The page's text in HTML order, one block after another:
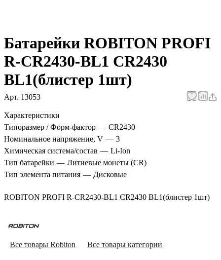
Батарейки ROBITON PROFI
R-CR2430-BL1 CR2430
BL1(блистер 1шт)
Арт. 13053
Характеристики
Типоразмер / Форм-фактор — CR2430
Номинальное напряжение, V — 3
Химическая система/состав — Li-Ion
Тип батарейки — Литиевые монеты (CR)
Тип элемента питания — Дисковые
ROBITON PROFI R-CR2430-BL1 CR2430 BL1(блистер 1шт)
Все товары Robiton Все товары категории